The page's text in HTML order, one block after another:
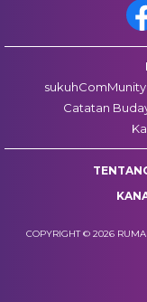
sukuhComMunity
Catatan
COPYRIGHT © 2026